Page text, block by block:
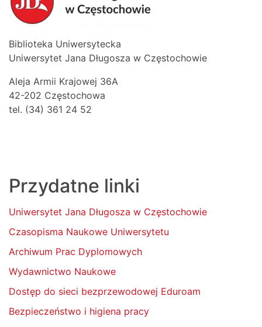
Biblioteka Uniwersytecka
Uniwersytet Jana Długosza w Częstochowie
Aleja Armii Krajowej 36A
42-202 Częstochowa
tel. (34) 361 24 52
Przydatne linki
Uniwersytet Jana Długosza w Częstochowie
Czasopisma Naukowe Uniwersytetu
Archiwum Prac Dyplomowych
Wydawnictwo Naukowe
Dostęp do sieci bezprzewodowej Eduroam
Bezpieczeństwo i higiena pracy